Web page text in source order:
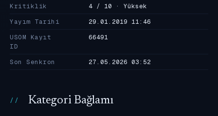
Kritiklik
4 / 10 · Yüksek
Yayım Tarihi
29.01.2019 11:46
USOM Kayıt
ID
66491
Son Senkron 27.05.2026 03:52
Kategori Bağlamı